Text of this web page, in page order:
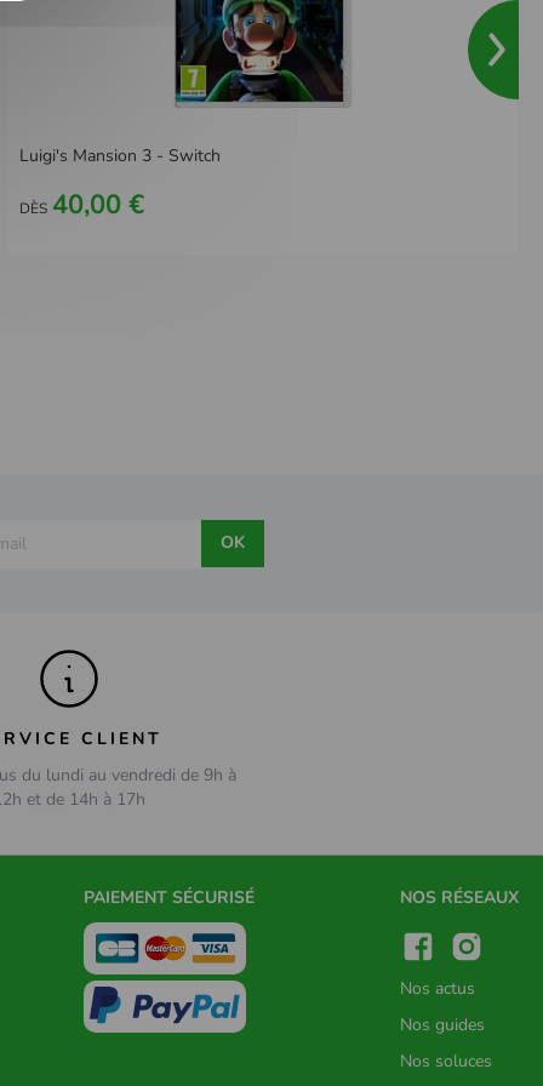
Luigi's Mansion 3 - Switch
DÈS 40,00 €
OK
CLIENT
du lundi au vendredi de 9h à
et de 14h à 17h
PAIEMENT SÉCURISÉ NOS RÉSEAUX
Nos actus
Nos guides
Nos soluces